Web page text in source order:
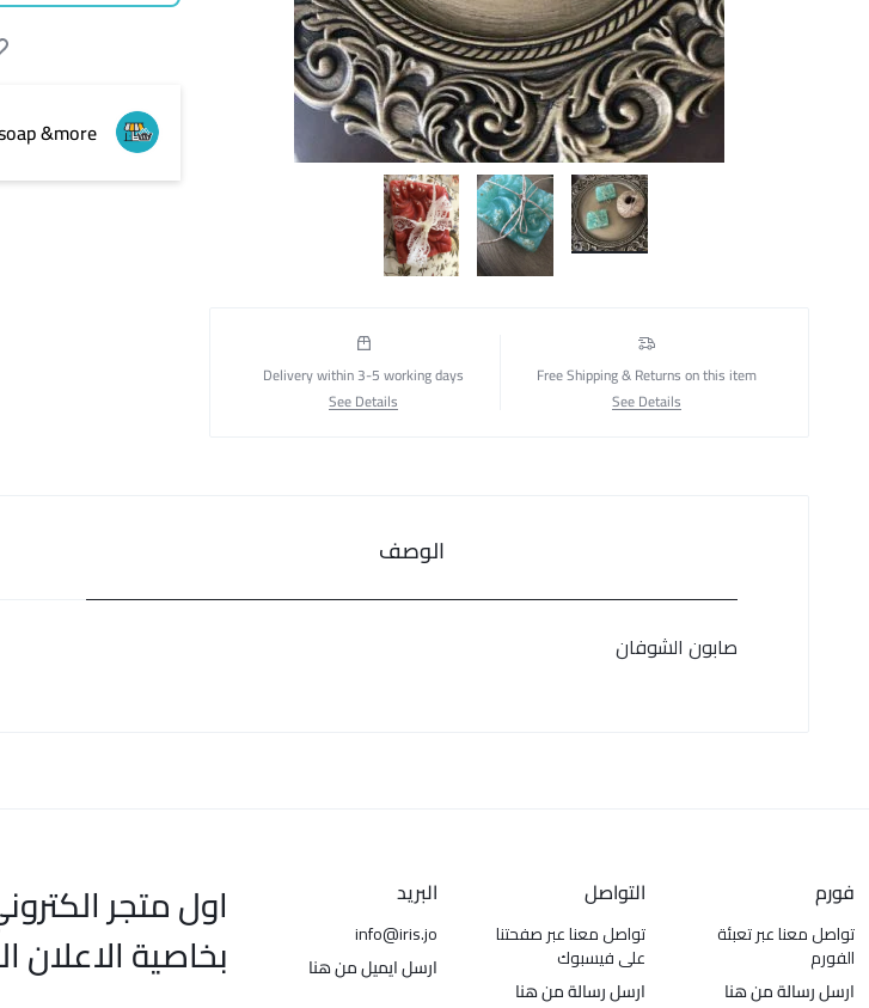
Free Shipping & Returns on this item
See Details
Delivery within 3-5 working days
See Details
&more
الوصف
صابون الشوفان
فورم
تواصل معنا عبر تعبئة
الفورم
ارسل رسالة من هنا
التواصل
تواصل معنا عبر صفحتنا
على فيسبوك
ارسل رسالة من هنا
البريد
info@iris.jo
ارسل ايميل من هنا
اول متجر
بخاصية الاعلان